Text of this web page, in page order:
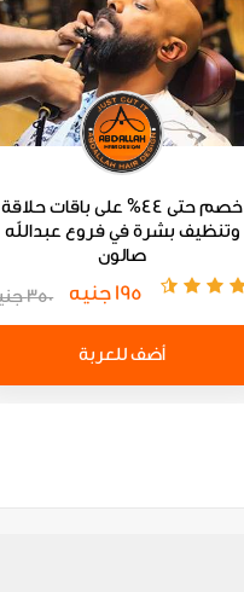
خصم حتى 44% على باقات حلاقة
وتنظيف بشرة في فروع عبدالله
صالون
195 جنيه 350 جنيه
أضف للعربة